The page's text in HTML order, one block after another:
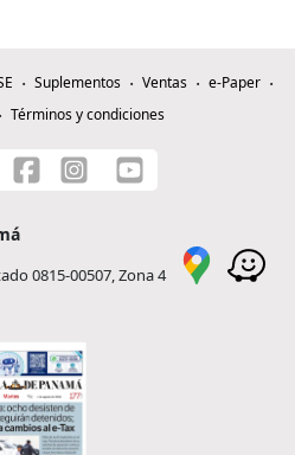
Suplementos Ventas
e-Paper
Términos y condiciones
0815-00507, Zona 4